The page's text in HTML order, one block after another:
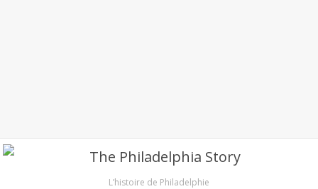
L’histoire de Philadelphie